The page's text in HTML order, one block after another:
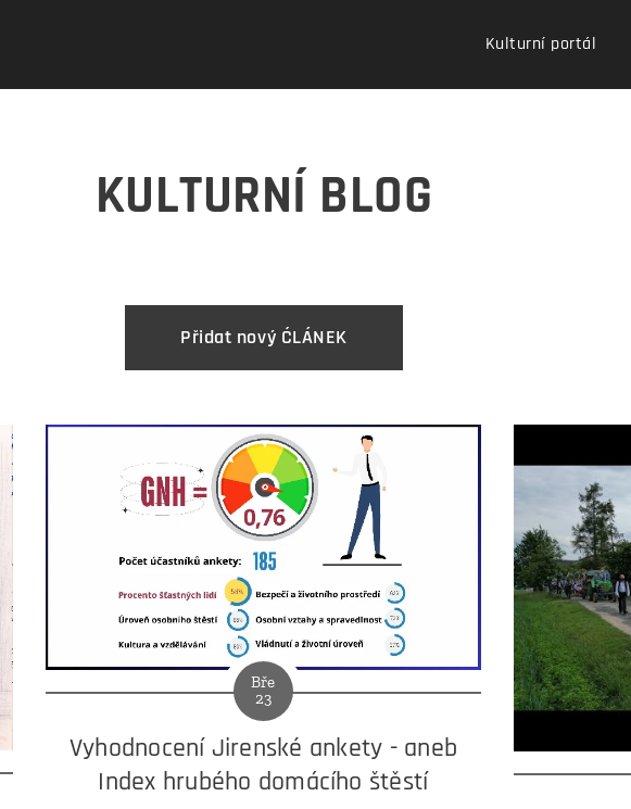
Kulturní portál
KULTURNÍ BLOG
Přidat nový ĆLÁNEK
Bře
23
Vyhodnocení Jirenské ankety - aneb
Index hrubého domácího štěstí